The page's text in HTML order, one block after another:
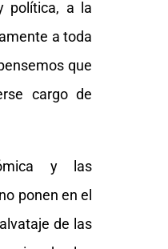
política, a la
a toda
que
cargo de
y las
ponen en el
de las